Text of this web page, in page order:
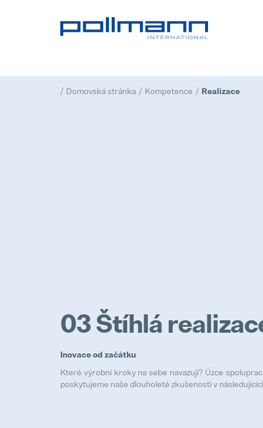
Domovská stránka Kompetence Realizace
03 Štíhlá
Inovace od začátku
Které výrobní kroky na sebe navazují? Úzce
poskytujeme naše dlouholeté zkušenosti v